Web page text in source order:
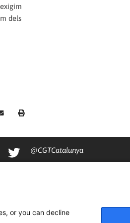
dels
@CGTCatalunya
or you can decline